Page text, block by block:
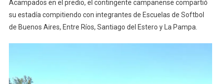
Acampados en el predio, el contingente campanense compartió
su estadía compitiendo con integrantes de Escuelas de Softbol
de Buenos Aires, Entre Ríos, Santiago del Estero y La Pampa.